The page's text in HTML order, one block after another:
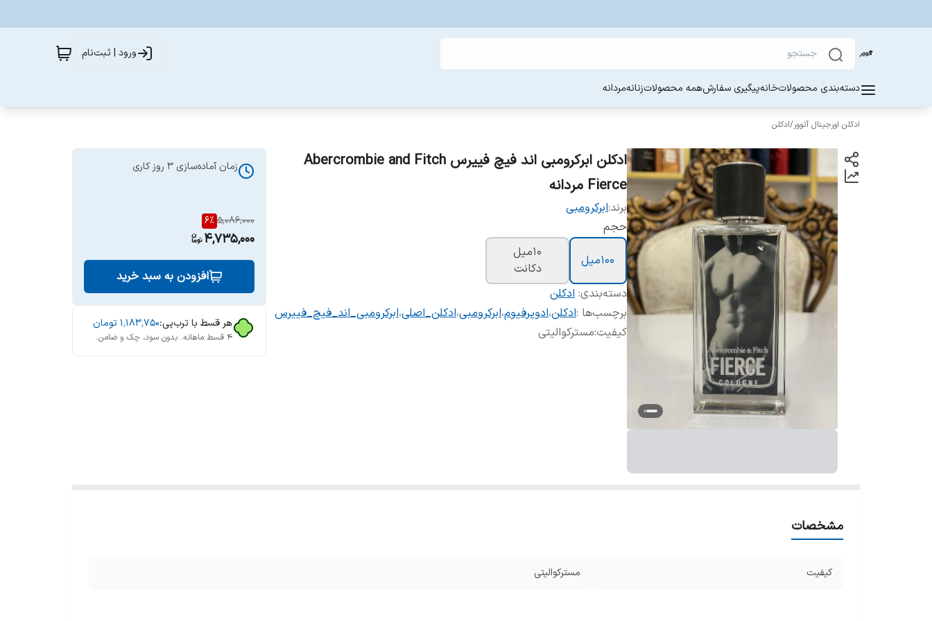
ورود | ثبت‌نام
دسته‌بندی محصولاتخانهپیگیری سفارشهمه محصولاتزنانهمردانه
ادکلن اورجینال آتوور/ادکلن
ادکلن ابرکرومبی اند فیچ فییرس Abercrombie and Fitch
Fierce مردانه
برند:ابرکرومبی
حجم
100میل
10میل
دکانت
دسته‌بندی: ادکلن
برچسب‌ها :ادکلن،ادوپرفیوم،ابرکرومبی،ادکلن_اصلی،ابرکرومبی_اند_فیچ_فییرس
کیفیت:مسترکوالیتی
زمان آماده‌سازی 3 روز کاری
5,086,000
6%
4,735,000
افزودن به سبد خرید
هر قسط با ترب‌پی:۱٬۱۸۳٬۷۵۰تومان
۴ قسط ماهانه. بدون سود، چک و ضامن.
مشخصات
کیفیت مسترکوالیتی